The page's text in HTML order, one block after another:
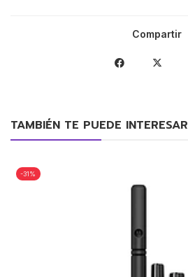
Compartir
TAMBIÉN TE PUEDE INTERESAR
-31%